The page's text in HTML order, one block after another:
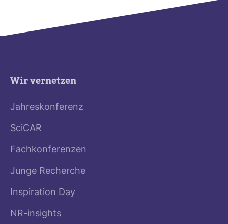
Wir vernetzen
Jahreskonferenz
SciCAR
Fachkonferenzen
Junge Recherche
Inspiration Day
NR-insights